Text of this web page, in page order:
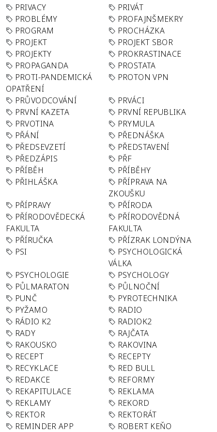
PRIVACY
PRIVÁT
PROBLÉMY
PROFAJNŠMEKRY
PROGRAM
PROCHÁZKA
PROJEKT
PROJEKT SBOR
PROJEKTY
PROKRASTINACE
PROPAGANDA
PROSTATA
PROTI-PANDEMICKÁ
OPATŘENÍ
PROTON VPN
PRŮVODCOVÁNÍ
PRVÁCI
PRVNÍ KAZETA
PRVNÍ REPUBLIKA
PRVOTINA
PRYMULA
PŘÁNÍ
PŘEDNÁŠKA
PŘEDSEVZETÍ
PŘEDSTAVENÍ
PŘEDZÁPIS
PŘF
PŘÍBĚH
PŘÍBĚHY
PŘIHLÁŠKA
PŘÍPRAVA NA
ZKOUŠKU
PŘÍPRAVY
PŘÍRODA
PŘÍRODOVĚDECKÁ
FAKULTA
PŘÍRODOVĚDNÁ
FAKULTA
PŘÍRUČKA
PŘÍZRAK LONDÝNA
PSI
PSYCHOLOGICKÁ
VÁLKA
PSYCHOLOGIE
PSYCHOLOGY
PŮLMARATON
PŮLNOČNÍ
PUNČ
PYROTECHNIKA
PYŽAMO
RADIO
RÁDIO K2
RADIOK2
RADY
RAJČATA
RAKOUSKO
RAKOVINA
RECEPT
RECEPTY
RECYKLACE
RED BULL
REDAKCE
REFORMY
REKAPITULACE
REKLAMA
REKLAMY
REKORD
REKTOR
REKTORÁT
REMINDER APP
ROBERT KEŇO